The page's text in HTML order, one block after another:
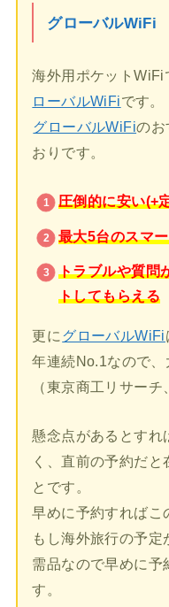
グローバルWiFi
海外用ポケットWiFi
ローバルWiFiです。
グローバルWiFiのお
おりです。
圧倒的に安い(+
最大5台のスマ
トラブルや質問
トしてもらえる
更に グローバルWiFi
年連続No.1なので、
（東京商工リサー
懸念点があるとすれ
く、直前の予約だと
とです。
早めに予約すればこ
もし海外旅行の予
需品なので早めに予
す。